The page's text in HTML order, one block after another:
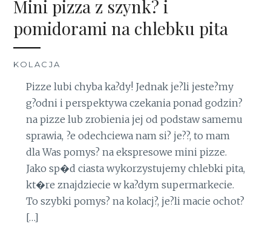
Mini pizza z szynk? i
pomidorami na chlebku pita
KOLACJA
Pizze lubi chyba ka?dy! Jednak je?li jeste?my
g?odni i perspektywa czekania ponad godzin?
na pizze lub zrobienia jej od podstaw samemu
sprawia, ?e odechciewa nam si? je??, to mam
dla Was pomys? na ekspresowe mini pizze.
Jako sp�d ciasta wykorzystujemy chlebki pita,
kt�re znajdziecie w ka?dym supermarkecie.
To szybki pomys? na kolacj?, je?li macie ochot?
[…]